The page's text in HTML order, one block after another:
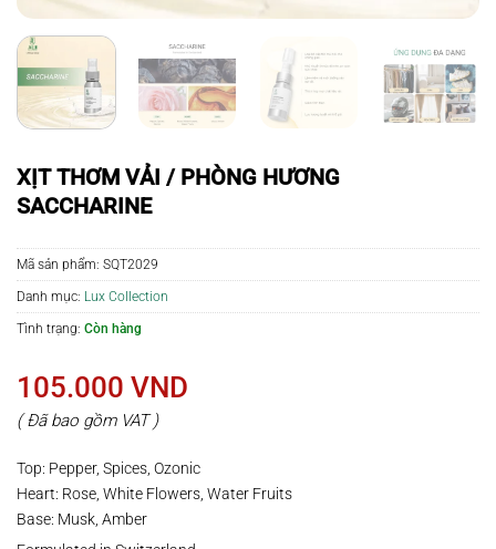
XỊT THƠM VẢI / PHÒNG HƯƠNG
SACCHARINE
Mã sản phẩm: SQT2029
Danh mục: Lux Collection
Tình trạng: Còn hàng
105.000 VND
( Đã bao gồm VAT )
Top: Pepper, Spices, Ozonic
Heart: Rose, White Flowers, Water Fruits
Base: Musk, Amber